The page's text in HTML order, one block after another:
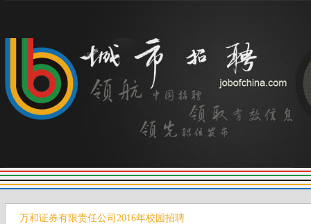
万和证券有限责任公司2016年校园招聘